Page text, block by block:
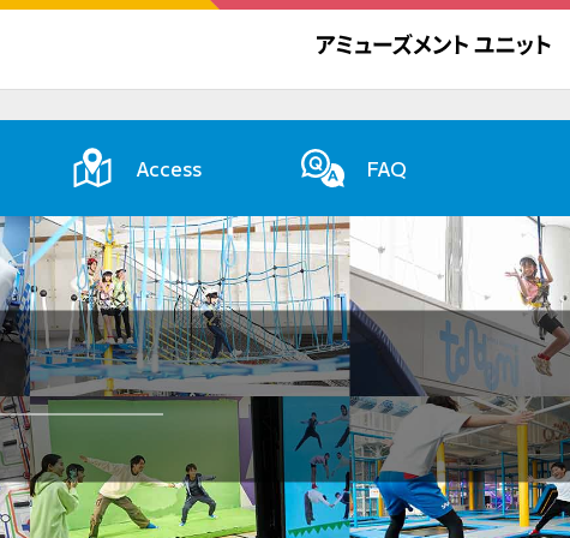
Access FAQ